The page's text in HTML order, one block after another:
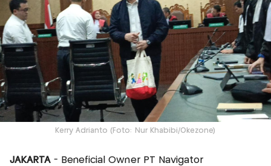
Kerry Adrianto (Foto: Nur Khabibi/Okezone)
JAKARTA - Beneficial Owner PT Navigator